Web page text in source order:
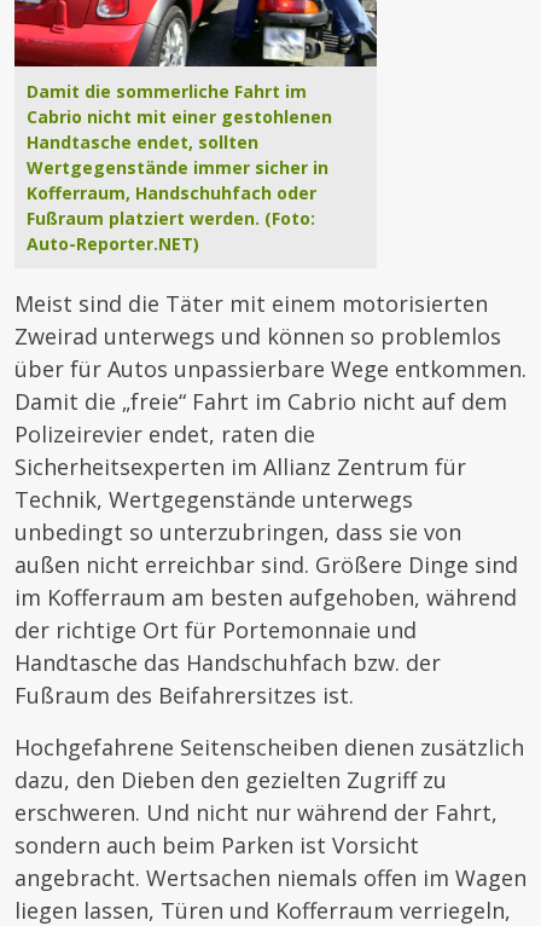
Damit die sommerliche Fahrt im
Cabrio nicht mit einer gestohlenen
Handtasche endet, sollten
Wertgegenstände immer sicher in
Kofferraum, Handschuhfach oder
Fußraum platziert werden. (Foto:
Auto-Reporter.NET)
Meist sind die Täter mit einem motorisierten
Zweirad unterwegs und können so problemlos
über für Autos unpassierbare Wege entkommen.
Damit die „freie“ Fahrt im Cabrio nicht auf dem
Polizeirevier endet, raten die
Sicherheitsexperten im Allianz Zentrum für
Technik, Wertgegenstände unterwegs
unbedingt so unterzubringen, dass sie von
außen nicht erreichbar sind. Größere Dinge sind
im Kofferraum am besten aufgehoben, während
der richtige Ort für Portemonnaie und
Handtasche das Handschuhfach bzw. der
Fußraum des Beifahrersitzes ist.
Hochgefahrene Seitenscheiben dienen zusätzlich
dazu, den Dieben den gezielten Zugriff zu
erschweren. Und nicht nur während der Fahrt,
sondern auch beim Parken ist Vorsicht
angebracht. Wertsachen niemals offen im Wagen
liegen lassen, Türen und Kofferraum verriegeln,